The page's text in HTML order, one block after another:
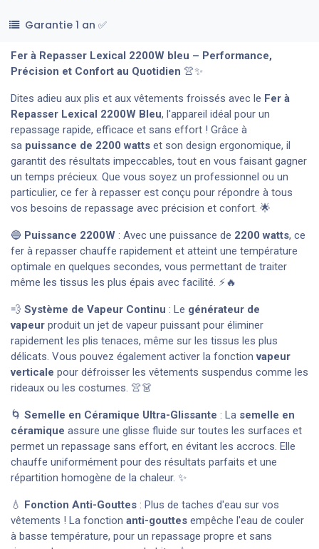
Garantie 1 an ✅
Fer à Repasser Lexical 2200W bleu – Performance,
Précision et Confort au Quotidien 👚✨
Dites adieu aux plis et aux vêtements froissés avec le Fer à
Repasser Lexical 2200W Bleu, l'appareil idéal pour un
repassage rapide, efficace et sans effort ! Grâce à
sa puissance de 2200 watts et son design ergonomique, il
garantit des résultats impeccables, tout en vous faisant gagner
un temps précieux. Que vous soyez un professionnel ou un
particulier, ce fer à repasser est conçu pour répondre à tous
vos besoins de repassage avec précision et confort. 🌟
🔵 Puissance 2200W : Avec une puissance de 2200 watts, ce
fer à repasser chauffe rapidement et atteint une température
optimale en quelques secondes, vous permettant de traiter
même les tissus les plus épais avec facilité. ⚡🔥
💨 Système de Vapeur Continu : Le générateur de
vapeur produit un jet de vapeur puissant pour éliminer
rapidement les plis tenaces, même sur les tissus les plus
délicats. Vous pouvez également activer la fonctionvapeur
verticale pour défroisser les vêtements suspendus comme les
rideaux ou les costumes. 👚👗
🌀 Semelle en Céramique Ultra-Glissante : La semelle en
céramique assure une glisse fluide sur toutes les surfaces et
permet un repassage sans effort, en évitant les accrocs. Elle
chauffe uniformément pour des résultats parfaits et une
répartition homogène de la chaleur. ✨
💧 Fonction Anti-Gouttes : Plus de taches d'eau sur vos
vêtements ! La fonction anti-gouttes empêche l'eau de couler
à basse température, pour un repassage propre et sans